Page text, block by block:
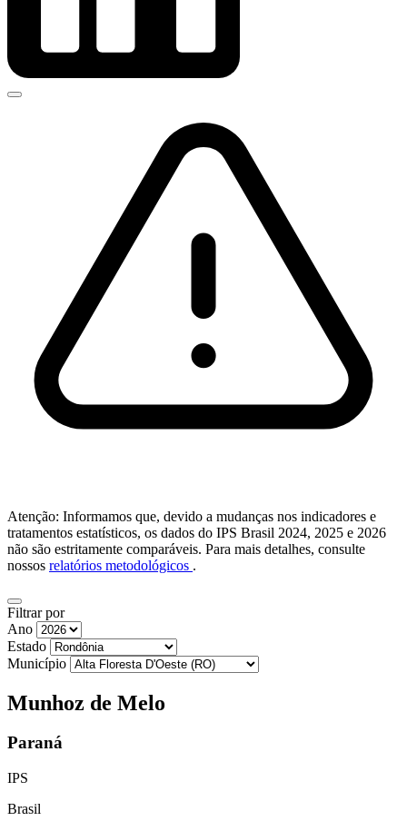
Atenção: Informamos que, devido a mudanças nos indicadores e
tratamentos estatísticos, os dados do IPS Brasil 2024, 2025 e 2026
não são estritamente comparáveis. Para mais detalhes, consulte
nossos relatórios metodológicos .
Filtrar por
Ano
Estado
Município
Munhoz de Melo
Paraná
IPS
Brasil